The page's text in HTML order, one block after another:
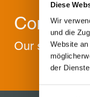
Diese
Wir
und die
Website
der
Contact
Our